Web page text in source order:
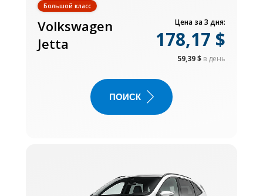
Большой класс
Volkswagen
Jetta
Цена за 3 дня:
178,17 $
59,39 $ в день
ПОИСК